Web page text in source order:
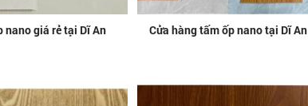
nano giá rẻ tại Dĩ An Cửa hàng tấm ốp nano tại Dĩ An